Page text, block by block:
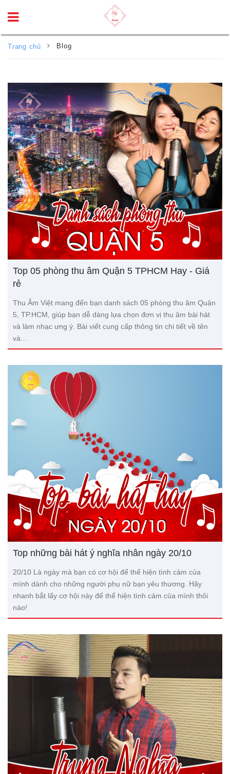
Trang chủ Blog
Top 05 phòng thu âm Quận 5 TPHCM Hay - Giá
rẻ
Thu Âm Việt mang đến bạn danh sách 05 phòng thu âm Quận
5, TP.HCM, giúp bạn dễ dàng lựa chọn đơn vị thu âm bài hát
và làm nhạc ưng ý. Bài viết cung cấp thông tin chi tiết về tên
và...
Top những bài hát ý nghĩa nhân ngày 20/10
20/10 Là ngày mà bạn có cơ hội để thể hiện tình cảm của
mình dành cho những người phụ nữ bạn yêu thương. Hãy
nhanh bắt lấy cơ hội này để thể hiện tình cảm của mình thôi
nào!